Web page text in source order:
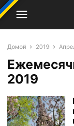
Домой 2019
2019